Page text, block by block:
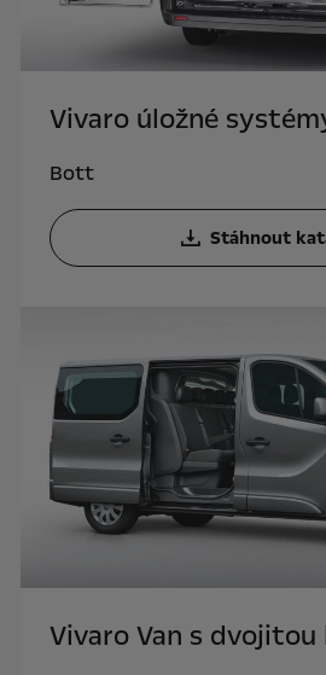
Vivaro úložné
Bott
Stáhnout
Vivaro Van s dvojitou